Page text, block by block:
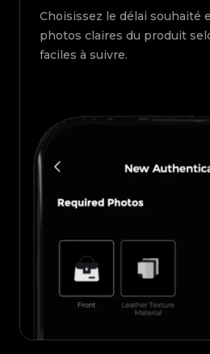
Choisissez le délai souhaité
photos claires du produit
faciles à suivre.